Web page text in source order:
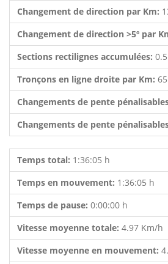
Changement de direction par Km:
Changement de direction >5º par
Sections rectilignes accumulées:
Tronçons en ligne droite par Km:
Changements de pente
Changements de pente
Temps total: 1:36:05 h
Temps en mouvement: 1:36:05 h
Temps de pause: 0:00:00 h
Vitesse moyenne totale: 4.97 Km/h
Vitesse moyenne en mouvement: